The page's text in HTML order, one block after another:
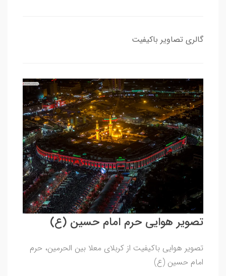
گالری تصاویر باکیفیت
تصویر هوایی حرم امام حسین (ع)
تصویر هوایی باکیفیت از کربلای معلا بین الحرمین، حرم
امام حسین (ع)